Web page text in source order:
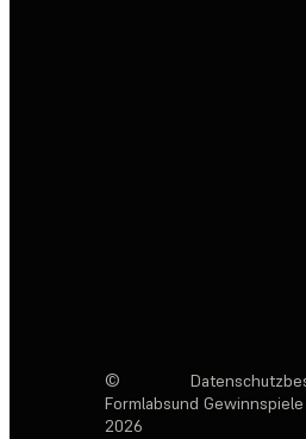
©
Formlabs
2026
und Gewinnspiele